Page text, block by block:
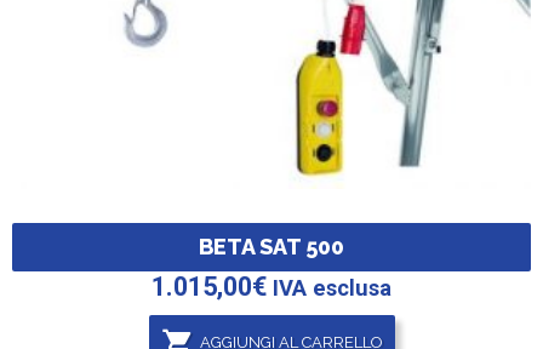
BETA SAT 500
1.015,00€ IVA esclusa
AGGIUNGI AL CARRELLO